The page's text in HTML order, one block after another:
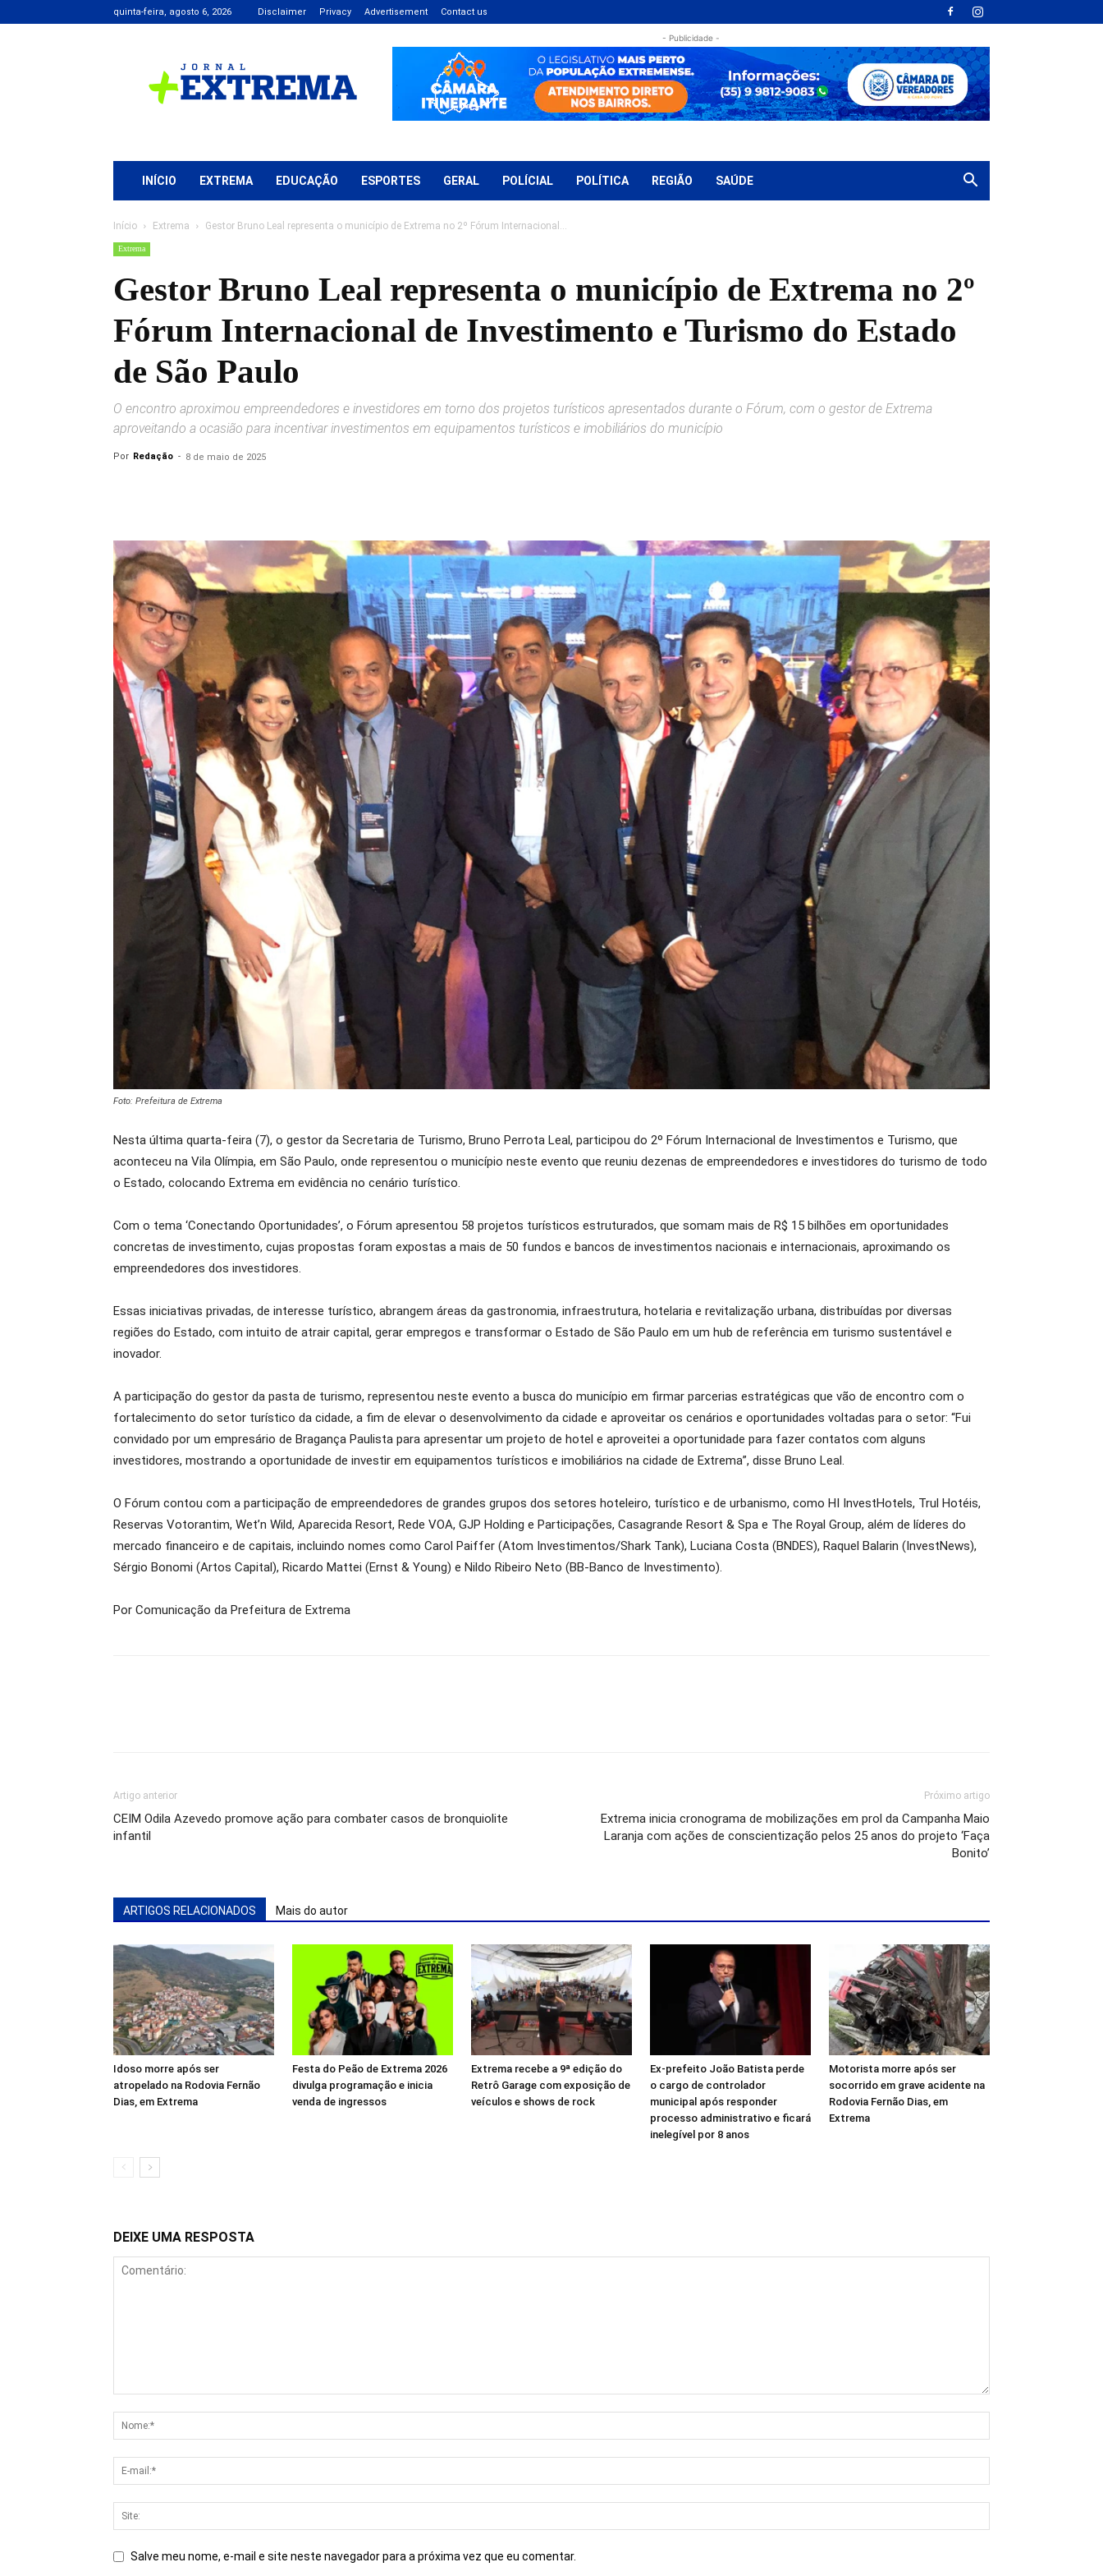
quinta-feira, agosto 6, 2026 Disclaimer Privacy Advertisement Contact us
Extrema
- Publicidade -
INÍCIO EXTREMA EDUCAÇÃO ESPORTES GERAL POLÍCIAL POLÍTICA REGIÃO SAÚDE
Início Extrema Gestor Bruno Leal representa o município de Extrema no 2º Fórum Internacional...
Extrema
Gestor Bruno Leal representa o município de Extrema no 2º
Fórum Internacional de Investimento e Turismo do Estado
de São Paulo
O encontro aproximou empreendedores e investidores em torno dos projetos turísticos apresentados durante o Fórum, com o gestor de Extrema
aproveitando a ocasião para incentivar investimentos em equipamentos turísticos e imobiliários do município
Por Redação - 8 de maio de 2025
Foto: Prefeitura de Extrema
Nesta última quarta-feira (7), o gestor da Secretaria de Turismo, Bruno Perrota Leal, participou do 2º Fórum Internacional de Investimentos e Turismo, que
aconteceu na Vila Olímpia, em São Paulo, onde representou o município neste evento que reuniu dezenas de empreendedores e investidores do turismo de todo
o Estado, colocando Extrema em evidência no cenário turístico.
Com o tema ‘Conectando Oportunidades’, o Fórum apresentou 58 projetos turísticos estruturados, que somam mais de R$ 15 bilhões em oportunidades
concretas de investimento, cujas propostas foram expostas a mais de 50 fundos e bancos de investimentos nacionais e internacionais, aproximando os
empreendedores dos investidores.
Essas iniciativas privadas, de interesse turístico, abrangem áreas da gastronomia, infraestrutura, hotelaria e revitalização urbana, distribuídas por diversas
regiões do Estado, com intuito de atrair capital, gerar empregos e transformar o Estado de São Paulo em um hub de referência em turismo sustentável e
inovador.
A participação do gestor da pasta de turismo, representou neste evento a busca do município em firmar parcerias estratégicas que vão de encontro com o
fortalecimento do setor turístico da cidade, a fim de elevar o desenvolvimento da cidade e aproveitar os cenários e oportunidades voltadas para o setor: “Fui
convidado por um empresário de Bragança Paulista para apresentar um projeto de hotel e aproveitei a oportunidade para fazer contatos com alguns
investidores, mostrando a oportunidade de investir em equipamentos turísticos e imobiliários na cidade de Extrema”, disse Bruno Leal.
O Fórum contou com a participação de empreendedores de grandes grupos dos setores hoteleiro, turístico e de urbanismo, como HI InvestHotels, Trul Hotéis,
Reservas Votorantim, Wet’n Wild, Aparecida Resort, Rede VOA, GJP Holding e Participações, Casagrande Resort & Spa e The Royal Group, além de líderes do
mercado financeiro e de capitais, incluindo nomes como Carol Paiffer (Atom Investimentos/Shark Tank), Luciana Costa (BNDES), Raquel Balarin (InvestNews),
Sérgio Bonomi (Artos Capital), Ricardo Mattei (Ernst & Young) e Nildo Ribeiro Neto (BB-Banco de Investimento).
Por Comunicação da Prefeitura de Extrema
Artigo anterior
CEIM Odila Azevedo promove ação para combater casos de bronquiolite
infantil
Próximo artigo
Extrema inicia cronograma de mobilizações em prol da Campanha Maio
Laranja com ações de conscientização pelos 25 anos do projeto ‘Faça
Bonito’
ARTIGOS RELACIONADOS Mais do autor
Idoso morre após ser
atropelado na Rodovia Fernão
Dias, em Extrema
Festa do Peão de Extrema 2026
divulga programação e inicia
venda de ingressos
Extrema recebe a 9ª edição do
Retrô Garage com exposição de
veículos e shows de rock
Ex-prefeito João Batista perde
o cargo de controlador
municipal após responder
processo administrativo e ficará
inelegível por 8 anos
Motorista morre após ser
socorrido em grave acidente na
Rodovia Fernão Dias, em
Extrema
DEIXE UMA RESPOSTA
Salve meu nome, e-mail e site neste navegador para a próxima vez que eu comentar.